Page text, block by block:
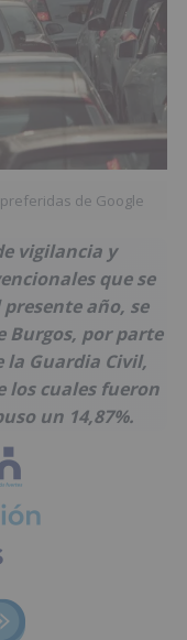
de Google
vigilancia y
que se
año, se
Burgos, por parte
la Guardia Civil,
los cuales fueron
un 14,87%.